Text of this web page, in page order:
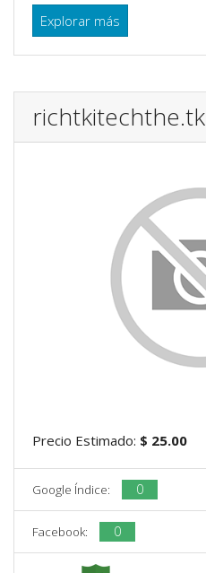
Explorar más
richtkitechthe.tk
Precio Estimado: $ 25.00
Google Índice: 0
Facebook: 0